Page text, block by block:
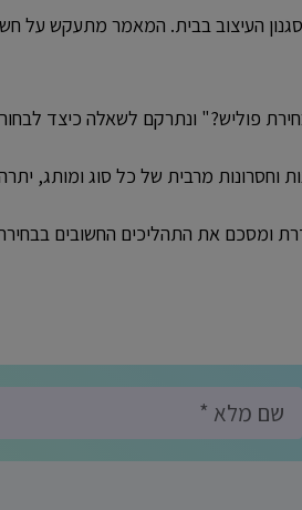
העיצוב בבית. המאמר מתעקש על
ונתרקם לשאלה כיצד לבחור
וחסרונות מרבית של כל סוג ומותג,
ומסכם את התהליכים החשובים